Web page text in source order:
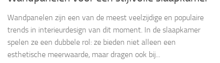
Wandpanelen zijn een van de meest veelzijdige en populaire
trends in interieurdesign van dit moment. In de slaapkamer
spelen ze een dubbele rol: ze bieden niet alleen een
esthetische meerwaarde, maar dragen ook bij...